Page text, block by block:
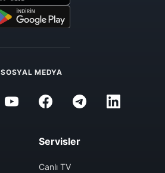
SOSYAL MEDYA
Servisler
Canlı TV